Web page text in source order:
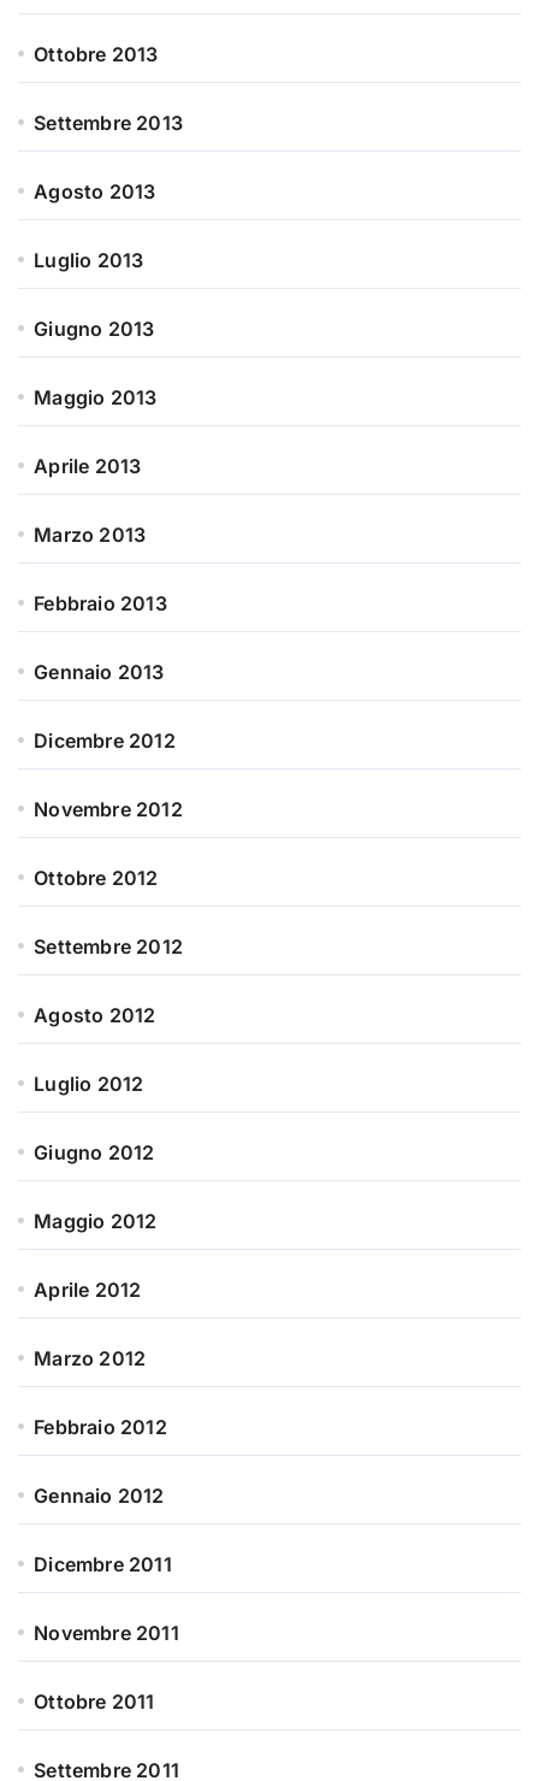
Ottobre 2013
Settembre 2013
Agosto 2013
Luglio 2013
Giugno 2013
Maggio 2013
Aprile 2013
Marzo 2013
Febbraio 2013
Gennaio 2013
Dicembre 2012
Novembre 2012
Ottobre 2012
Settembre 2012
Agosto 2012
Luglio 2012
Giugno 2012
Maggio 2012
Aprile 2012
Marzo 2012
Febbraio 2012
Gennaio 2012
Dicembre 2011
Novembre 2011
Ottobre 2011
Settembre 2011